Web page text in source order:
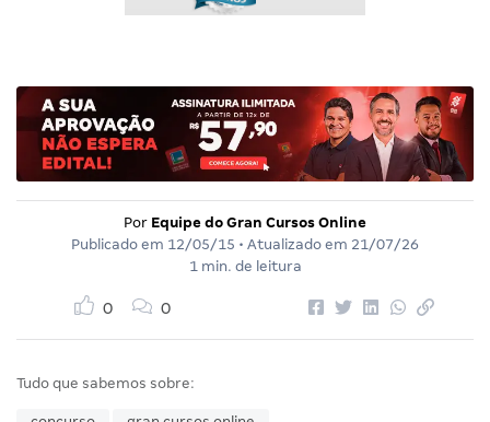
Por Equipe do Gran Cursos Online
Publicado em 12/05/15 • Atualizado em 21/07/26
1 min. de leitura
0 0
Tudo que sabemos sobre: